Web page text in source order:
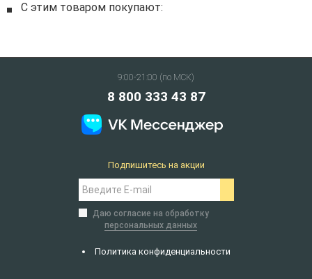
С этим товаром покупают:
9:00-21:00 (по МСК)
8 800 333 43 87
Политика конфиденциальности
Подпишитесь на акции
Даю согласие на обработку
персональных данных